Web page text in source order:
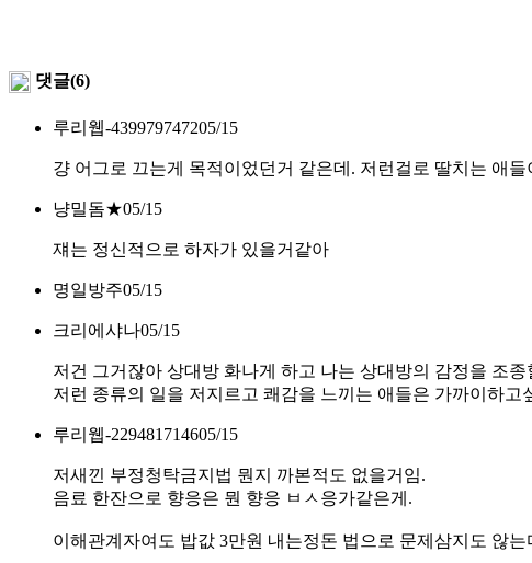
댓글(6)
루리웹-439979747205/15
걍 어그로 끄는게 목적이었던거 같은데. 저런걸로 딸치는 애들
냥밀돔★05/15
쟤는 정신적으로 하자가 있을거같아
명일방주05/15
크리에샤나05/15
저건 그거잖아 상대방 화나게 하고 나는 상대방의 감정을 조
저런 종류의 일을 저지르고 쾌감을 느끼는 애들은 가까이하고
루리웹-229481714605/15
저새낀 부정청탁금지법 뭔지 까본적도 없을거임.
음료 한잔으로 향응은 뭔 향응 ㅂㅅ응가같은게.
이해관계자여도 밥값 3만원 내는정돈 법으로 문제삼지도 않는